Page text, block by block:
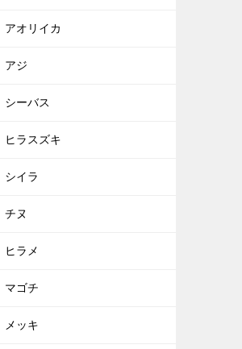
アオリイカ
アジ
シーバス
ヒラスズキ
シイラ
チヌ
ヒラメ
マゴチ
メッキ